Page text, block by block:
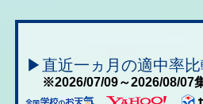
▶直近一ヵ月の適中率比
※2026/07/09～2026/08/07